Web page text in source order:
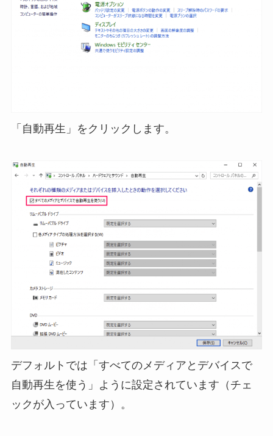
「自動再生」をクリックします。
デフォルトでは「すべてのメディアとデバイスで
自動再生を使う」ように設定されています（チェ
ックが入っています）。